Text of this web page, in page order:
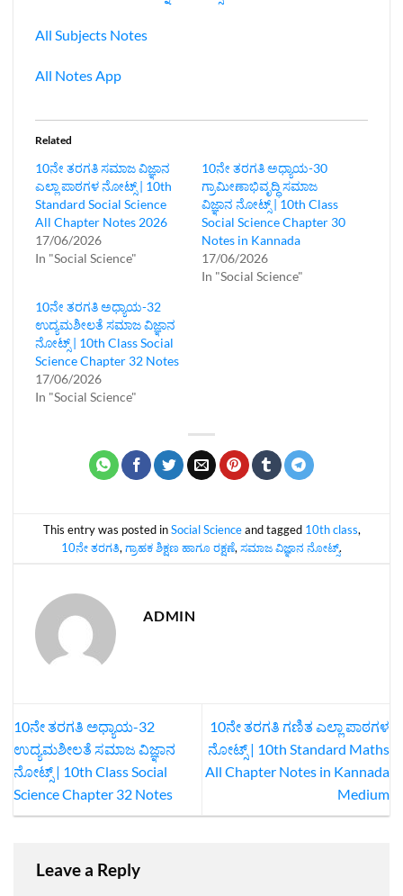
All Subjects Notes
All Notes App
Related
10ನೇ ತರಗತಿ ಸಮಾಜ ವಿಜ್ಞಾನ‌
ಎಲ್ಲಾ ಪಾಠಗಳ ನೋಟ್ಸ್ | 10th
Standard Social Science
All Chapter Notes 2026
17/06/2026
In "Social Science"
10ನೇ ತರಗತಿ ಅಧ್ಯಾಯ-30
ಗ್ರಾಮೀಣಾಭಿವೃದ್ಧಿ ಸಮಾಜ
ವಿಜ್ಞಾನ ನೋಟ್ಸ್‌ | 10th Class
Social Science Chapter 30
Notes in Kannada
17/06/2026
In "Social Science"
10ನೇ ತರಗತಿ ಅಧ್ಯಾಯ-32
ಉದ್ಯಮಶೀಲತೆ ಸಮಾಜ ವಿಜ್ಞಾನ
ನೋಟ್ಸ್‌ | 10th Class Social
Science Chapter 32 Notes
17/06/2026
In "Social Science"
This entry was posted inSocial Scienceand tagged 10th class,
10ನೇ ತರಗತಿ, ಗ್ರಾಹಕ ಶಿಕ್ಷಣ ಹಾಗೂ ರಕ್ಷಣೆ, ಸಮಾಜ ವಿಜ್ಞಾನ ನೋಟ್ಸ್‌.
ADMIN
10ನೇ ತರಗತಿ ಅಧ್ಯಾಯ-32
ಉದ್ಯಮಶೀಲತೆ ಸಮಾಜ ವಿಜ್ಞಾನ
ನೋಟ್ಸ್‌ | 10th Class Social
Science Chapter 32 Notes
10ನೇ ತರಗತಿ ಗಣಿತ ಎಲ್ಲಾ ಪಾಠಗಳ
ನೋಟ್ಸ್‌ | 10th Standard Maths
All Chapter Notes in Kannada
Medium
Leave a Reply